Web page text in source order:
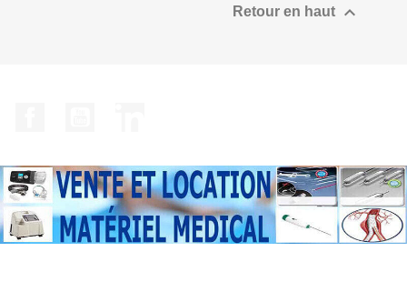
Retour en haut 